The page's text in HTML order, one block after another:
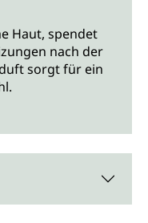
Haut, spendet
nach der
sorgt für ein